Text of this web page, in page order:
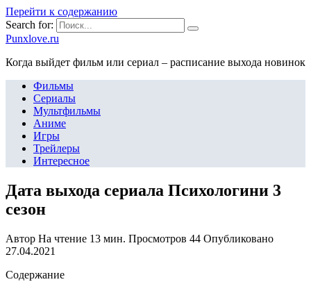
Перейти к содержанию
Search for:
Punxlove.ru
Когда выйдет фильм или сериал – расписание выхода новинок
Фильмы
Сериалы
Мультфильмы
Аниме
Игры
Трейлеры
Интересное
Дата выхода сериала Психологини 3
сезон
Автор На чтение 13 мин. Просмотров 44 Опубликовано
27.04.2021
Содержание